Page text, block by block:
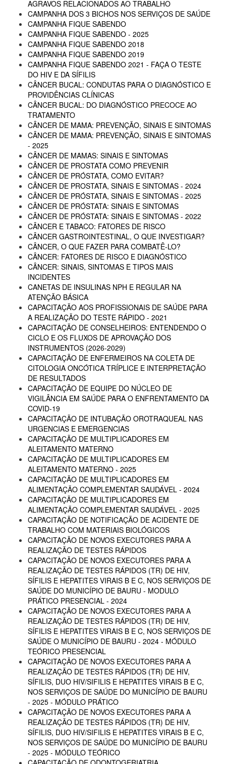
AGRAVOS RELACIONADOS AO TRABALHO
CAMPANHA DOS 3 BICHOS NOS SERVIÇOS DE SAÚDE
CAMPANHA FIQUE SABENDO
CAMPANHA FIQUE SABENDO - 2025
CAMPANHA FIQUE SABENDO 2018
CAMPANHA FIQUE SABENDO 2019
CAMPANHA FIQUE SABENDO 2021 - FAÇA O TESTE
DO HIV E DA SÍFILIS
CÂNCER BUCAL: CONDUTAS PARA O DIAGNÓSTICO E
PROVIDÊNCIAS CLÍNICAS
CÂNCER BUCAL: DO DIAGNÓSTICO PRECOCE AO
TRATAMENTO
CÂNCER DE MAMA: PREVENÇÃO, SINAIS E SINTOMAS
CÂNCER DE MAMA: PREVENÇÃO, SINAIS E SINTOMAS
- 2025
CÂNCER DE MAMAS: SINAIS E SINTOMAS
CÂNCER DE PROSTATA COMO PREVENIR
CÂNCER DE PRÓSTATA, COMO EVITAR?
CÂNCER DE PROSTATA, SINAIS E SINTOMAS - 2024
CÂNCER DE PRÓSTATA, SINAIS E SINTOMAS - 2025
CÂNCER DE PRÓSTATA: SINAIS E SINTOMAS
CÂNCER DE PRÓSTATA: SINAIS E SINTOMAS - 2022
CÂNCER E TABACO: FATORES DE RISCO
CÂNCER GASTROINTESTINAL, O QUE INVESTIGAR?
CÂNCER, O QUE FAZER PARA COMBATÊ-LO?
CÂNCER: FATORES DE RISCO E DIAGNÓSTICO
CÂNCER: SINAIS, SINTOMAS E TIPOS MAIS
INCIDENTES
CANETAS DE INSULINAS NPH E REGULAR NA
ATENÇÃO BÁSICA
CAPACITAÇÃO AOS PROFISSIONAIS DE SAÚDE PARA
A REALIZAÇÃO DO TESTE RÁPIDO - 2021
CAPACITAÇÃO DE CONSELHEIROS: ENTENDENDO O
CICLO E OS FLUXOS DE APROVAÇÃO DOS
INSTRUMENTOS (2026-2029)
CAPACITAÇÃO DE ENFERMEIROS NA COLETA DE
CITOLOGIA ONCÓTICA TRÍPLICE E INTERPRETAÇÃO
DE RESULTADOS
CAPACITAÇÃO DE EQUIPE DO NÚCLEO DE
VIGILÂNCIA EM SAÚDE PARA O ENFRENTAMENTO DA
COVID-19
CAPACITAÇÃO DE INTUBAÇÃO OROTRAQUEAL NAS
URGENCIAS E EMERGENCIAS
CAPACITAÇÃO DE MULTIPLICADORES EM
ALEITAMENTO MATERNO
CAPACITAÇÃO DE MULTIPLICADORES EM
ALEITAMENTO MATERNO - 2025
CAPACITAÇÃO DE MULTIPLICADORES EM
ALIMENTAÇÃO COMPLEMENTAR SAUDÁVEL - 2024
CAPACITAÇÃO DE MULTIPLICADORES EM
ALIMENTAÇÃO COMPLEMENTAR SAUDÁVEL - 2025
CAPACITAÇÃO DE NOTIFICAÇÃO DE ACIDENTE DE
TRABALHO COM MATERIAIS BIOLÓGICOS
CAPACITAÇÃO DE NOVOS EXECUTORES PARA A
REALIZAÇÃO DE TESTES RÁPIDOS
CAPACITAÇÃO DE NOVOS EXECUTORES PARA A
REALIZAÇÃO DE TESTES RÁPIDOS (TR) DE HIV,
SÍFILIS E HEPATITES VIRAIS B E C, NOS SERVIÇOS DE
SAÚDE DO MUNICÍPIO DE BAURU - MODULO
PRÁTICO PRESENCIAL - 2024
CAPACITAÇÃO DE NOVOS EXECUTORES PARA A
REALIZAÇÃO DE TESTES RÁPIDOS (TR) DE HIV,
SÍFILIS E HEPATITES VIRAIS B E C, NOS SERVIÇOS DE
SAÚDE O MUNICÍPIO DE BAURU - 2024 - MÓDULO
TEÓRICO PRESENCIAL
CAPACITAÇÃO DE NOVOS EXECUTORES PARA A
REALIZAÇÃO DE TESTES RÁPIDOS (TR) DE HIV,
SÍFILIS, DUO HIV/SIFILIS E HEPATITES VIRAIS B E C,
NOS SERVIÇOS DE SAÚDE DO MUNICÍPIO DE BAURU
- 2025 - MÓDULO PRÁTICO
CAPACITAÇÃO DE NOVOS EXECUTORES PARA A
REALIZAÇÃO DE TESTES RÁPIDOS (TR) DE HIV,
SÍFILIS, DUO HIV/SIFILIS E HEPATITES VIRAIS B E C,
NOS SERVIÇOS DE SAÚDE DO MUNICÍPIO DE BAURU
- 2025 - MÓDULO TEÓRICO